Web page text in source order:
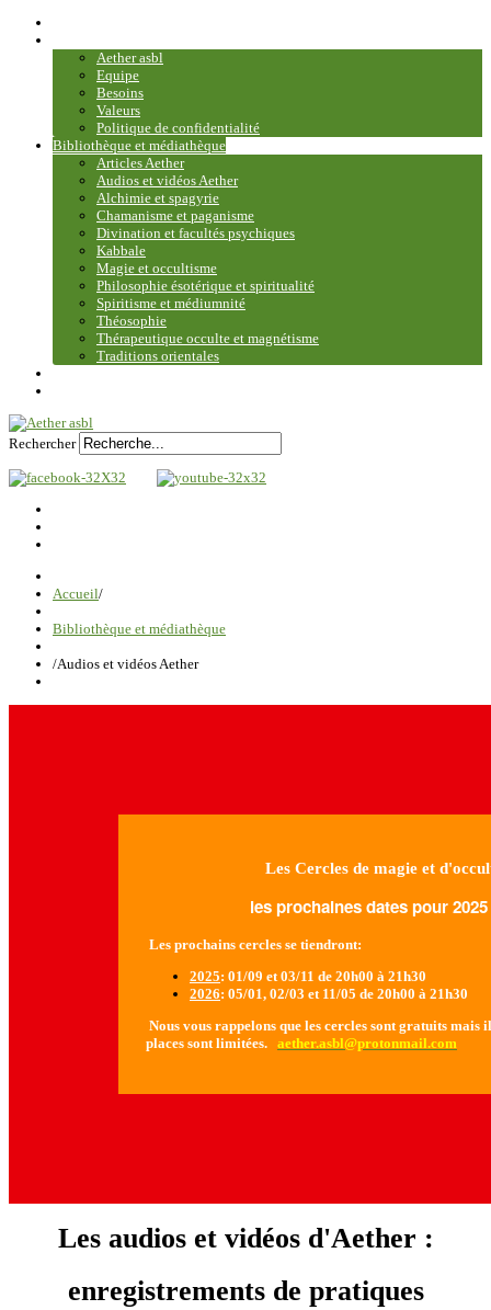
Aether asbl
Equipe
Besoins
Valeurs
Politique de confidentialité
Bibliothèque et médiathèque
Articles Aether
Audios et vidéos Aether
Alchimie et spagyrie
Chamanisme et paganisme
Divination et facultés psychiques
Kabbale
Magie et occultisme
Philosophie ésotérique et spiritualité
Spiritisme et médiumnité
Théosophie
Thérapeutique occulte et magnétisme
Traditions orientales
Rechercher
Accueil/
Bibliothèque et médiathèque
/Audios et vidéos Aether
Les Cercles de magie et
les prochaines dates pour 2025
Les prochains cercles se tiendront:
2025: 01/09 et 03/11 de 20h00 à 21h30
2026: 05/01, 02/03 et 11/05 de 20h00 à 21h30
Nous vous rappelons que les cercles sont gratuits
places sont limitées. aether.asbl@protonmail.com
Les audios et vidéos d'Aether :
enregistrements de pratiques